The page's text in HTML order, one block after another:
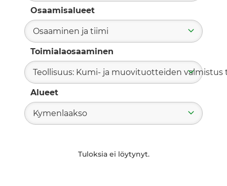
Osaamisalueet
Osaaminen ja tiimi
Toimialaosaaminen
Teollisuus: Kumi- ja muovituotteiden valmistus
Alueet
Kymenlaakso
Tuloksia ei löytynyt.